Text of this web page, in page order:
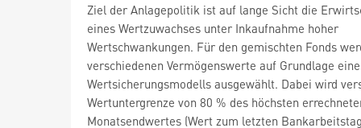
Ziel der Anlagepolitik ist auf lange Sicht die
eines Wertzuwachses unter Inkaufnahme hoher
Wertschwankungen. Für den gemischten Fonds
verschiedenen Vermögenswerte auf Grundlage
Wertsicherungsmodells ausgewählt. Dabei wird
Wertuntergrenze von 80 % des höchsten
Monatsendwertes (Wert zum letzten